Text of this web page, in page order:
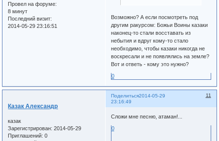
Провел на форуме:
8 минут
Последний визит:
2014-05-29 23:16:51
Возможно? А если посмотреть под
другим ракурсом: Божьи Воины казаки
наконец-то стали восставать из
небытия и вдруг кому-то стало
необходимо, чтобы казаки никогда не
воскресали и не появлялись на земле?
Вот и ответь - кому это нужно?
0
Поделиться 11
2014-05-29
23:16:49
Казак Александр
казак
Зарегистрирован: 2014-05-29
Приглашений: 0
Сложи мне песню, атаман!...
0